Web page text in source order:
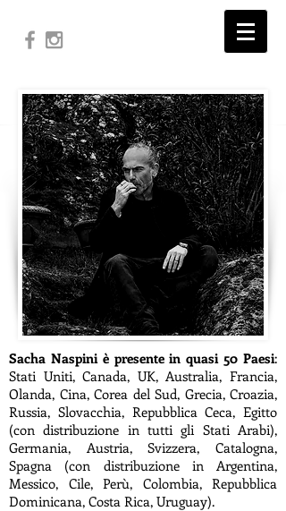
Sacha Naspini è presente in quasi 50 Paesi:
Stati Uniti, Canada, UK, Australia, Francia,
Olanda, Cina, Corea del Sud, Grecia, Croazia,
Russia, Slovacchia, Repubblica Ceca, Egitto
(con distribuzione in tutti gli Stati Arabi),
Germania, Austria, Svizzera, Catalogna,
Spagna (con distribuzione in Argentina,
Messico, Cile, Perù, Colombia, Repubblica
Dominicana, Costa Rica, Uruguay).